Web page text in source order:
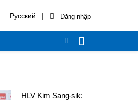
Русский |
HLV Kim Sang-sik: